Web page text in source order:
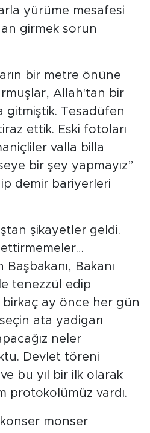
yürüme mesafesi
girmek sorun
bir metre önüne
Allah'tan bir
gitmiştik. Tesadüfen
ettik. Eski fotoları
valla billa
bir şey yapmayız”
demir bariyerleri
şikayetler geldi.
Başbakanı, Bakanı
tenezzül edip
birkaç ay önce her gün
seçin ata yadigarı
neler
Devlet töreni
bu yıl bir ilk olarak
protokolümüz vardı.
monser